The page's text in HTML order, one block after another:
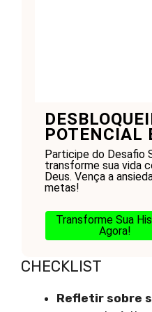
POTENCIAL
Participe do Desafio
transforme sua vida
Deus. Vença a
metas!
Transforme Sua
Agora!
CHECKLIST
Refletir sobre